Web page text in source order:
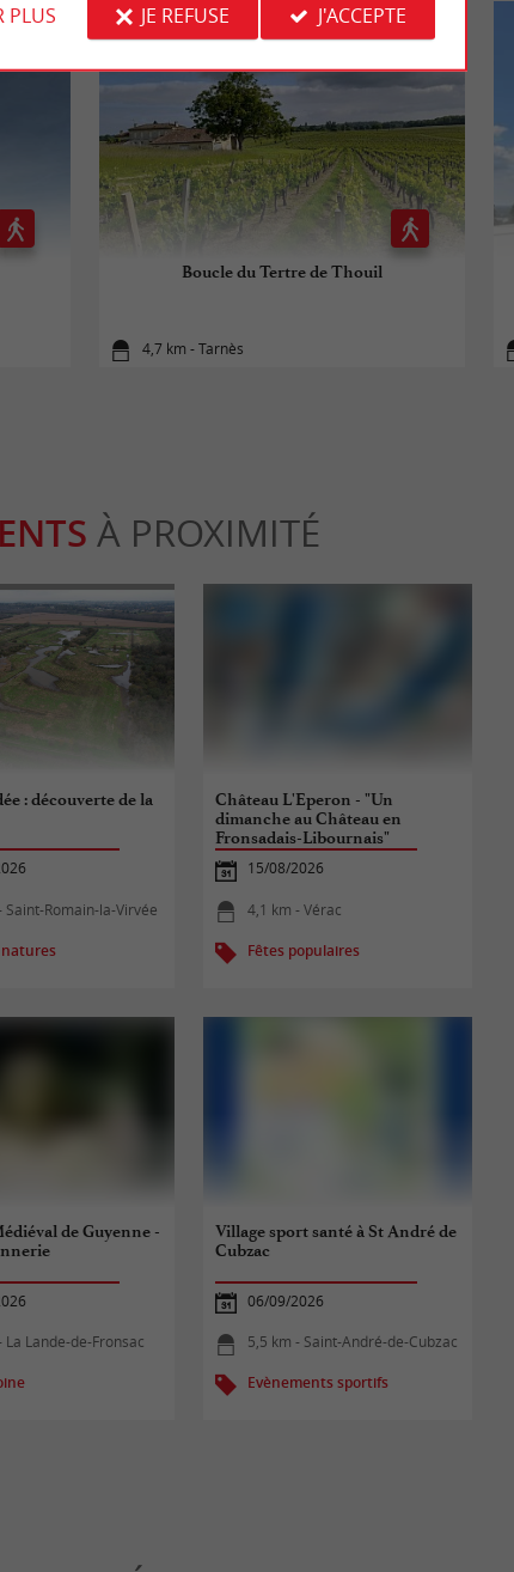
Boucle du Tertre de Thouil
4,7 km - Tarnès
À PROXIMITÉ
: découverte de la
Saint-Romain-la-Virvée
Château L'Eperon - "Un
dimanche au Château en
Fronsadais-Libournais"
15/08/2026
4,1 km - Vérac
Fêtes populaires
de Guyenne -
La Lande-de-Fronsac
Village sport santé à St André de
Cubzac
06/09/2026
5,5 km - Saint-André-de-Cubzac
Evènements sportifs
PLUS JE REFUSE J'ACCEPTE